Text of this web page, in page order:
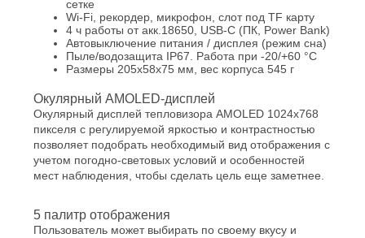
сетке
Wi-Fi, рекордер, микрофон, слот под TF карту
4 ч работы от акк.18650, USB-C (ПК, Power Bank)
Автовыключение питания / дисплея (режим сна)
Пыле/водозащита IP67. Работа при -20/+60 °C
Размеры 205x58x75 мм, вес корпуса 545 г
Окулярный AMOLED-дисплей
Окулярный дисплей тепловизора AMOLED 1024х768
пикселя с регулируемой яркостью и контрастностью
позволяет подобрать необходимый вид отображения с
учетом погодно-световых условий и особенностей
мест наблюдения, чтобы сделать цель еще заметнее.
5 палитр отображения
Пользователь может выбирать по своему вкусу и